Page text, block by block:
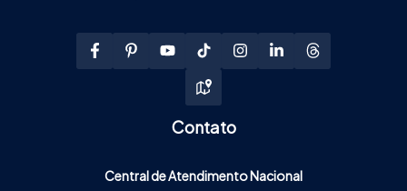
Contato
Central de Atendimento Nacional